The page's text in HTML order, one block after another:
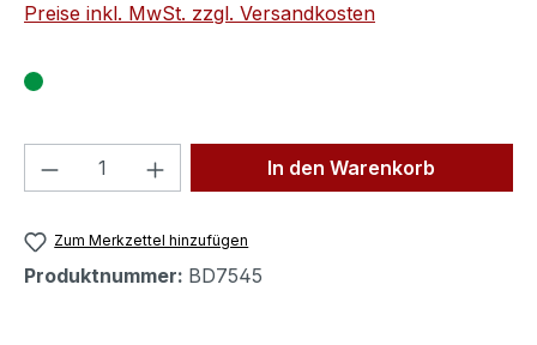
Preise inkl. MwSt. zzgl. Versandkosten
Produkt Anzahl: Gib denIn den Warenkorb
Zum Merkzettel hinzufügen
Produktnummer: BD7545